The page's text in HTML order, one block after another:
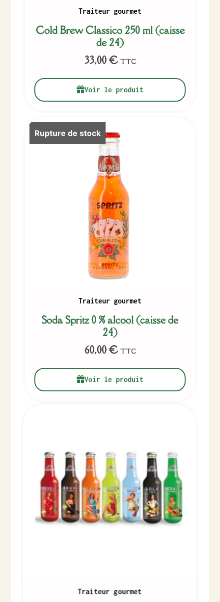
Traiteur gourmet
Cold Brew Classico 250 ml (caisse
de 24)
33,00€ TTC
Voir le produit
Rupture de stock
Traiteur gourmet
Soda Spritz 0 % alcool (caisse de
24)
60,00€ TTC
Voir le produit
Traiteur gourmet